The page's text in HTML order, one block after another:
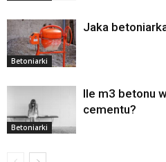
Betoniarki
Jaka
Betoniarki
Ile m3 betonu
cementu?